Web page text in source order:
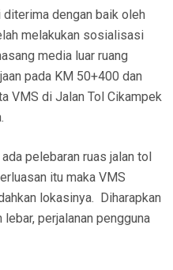
dengan baik oleh
melakukan sosialisasi
media luar ruang
pada KM 50+400 dan
VMS di Jalan Tol Cikampek
pelebaran ruas jalan tol
itu maka VMS
lokasinya. Diharapkan
perjalanan pengguna